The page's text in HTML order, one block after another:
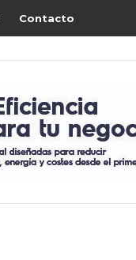
Contacto